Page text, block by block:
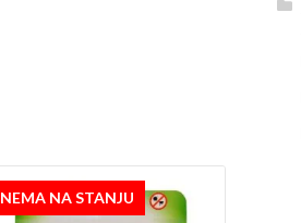
NEMA NA STANJU